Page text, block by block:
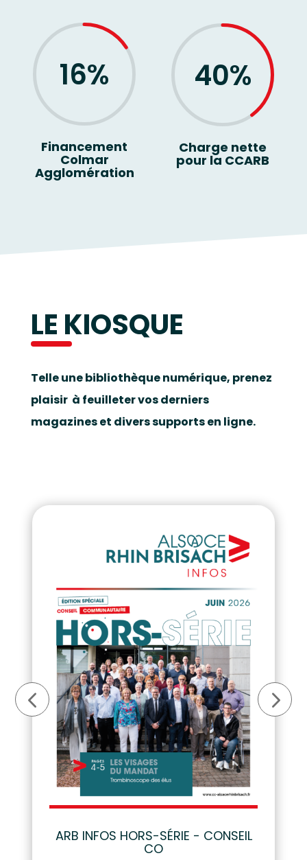
16%
Financement
Colmar
Agglomération
40%
Charge nette
pour la CCARB
LE KIOSQUE
Telle une bibliothèque numérique, prenez
plaisir à feuilleter vos derniers
magazines et divers supports en ligne.
ARB INFOS HORS-SÉRIE - CONSEIL
CO